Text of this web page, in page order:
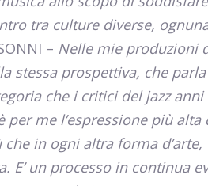
tra culture diverse,
– Nelle mie produzioni
stessa prospettiva, che
che i critici del jazz anni
per me l’espressione più
che in ogni altra forma
E’ un processo in continua